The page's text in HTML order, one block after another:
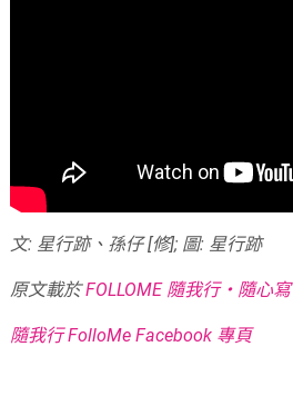
文: 星行跡、孫仔 [修]; 圖: 星行跡
原文載於FOLLOME 隨我行‧隨心寫
隨我行 FolloMe Facebook 專頁